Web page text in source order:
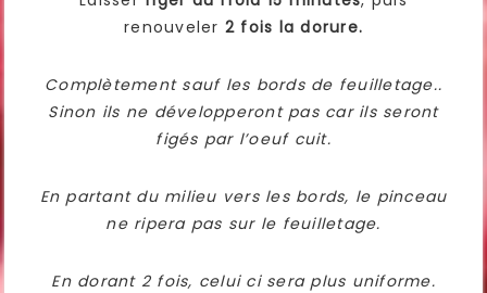
renouveler 2 fois la dorure.
Complètement sauf les bords de feuilletage..
Sinon ils ne développeront pas car ils seront
figés par l’oeuf cuit.
En partant du milieu vers les bords, le pinceau
ne ripera pas sur le feuilletage.
En dorant 2 fois, celui ci sera plus uniforme.